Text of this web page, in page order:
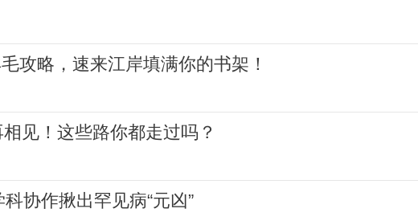
攻略，速来江岸填满你的书架！
见！这些路你都走过吗？
协作揪出罕见病“元凶”